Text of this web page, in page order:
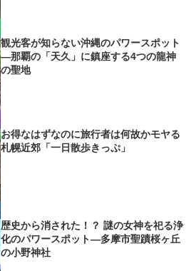
観光客が知らない沖縄のパワースポット
―那覇の「天久」に鎮座する4つの龍神
の聖地
お得なはずなのに旅行者は何故かモヤる
札幌近郊「一日散歩きっぷ」
歴史から消された！？ 謎の女神を祀る浄
化のパワースポット―多摩市聖蹟桜ヶ丘
の小野神社